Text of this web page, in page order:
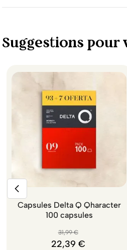
Suggestions pour
Capsules Delta Q Qharacter
100 capsules
31,99 €
22,39 €